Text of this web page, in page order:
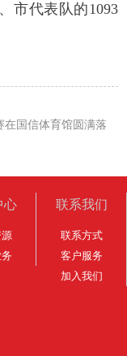
市代表队的1093
在国信体育馆圆满落
心 联系我们
联系方式
客户服务
加入我们